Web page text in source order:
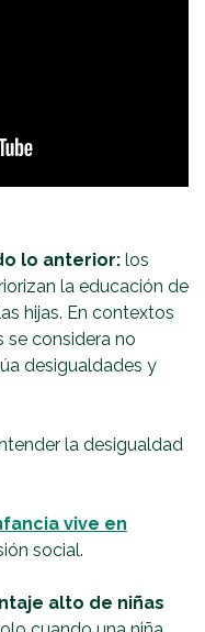
lo anterior: los
la educación de
hijas. En contextos
se considera no
desigualdades y
la desigualdad
vive en
social.
alto de niñas